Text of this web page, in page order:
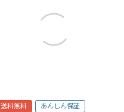
送料無料 あんしん保証